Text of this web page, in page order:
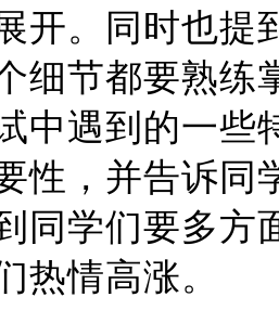
开。同时也提
细节都要熟练
中遇到的一些
性，并告诉同
同学们要多方
热情高涨。